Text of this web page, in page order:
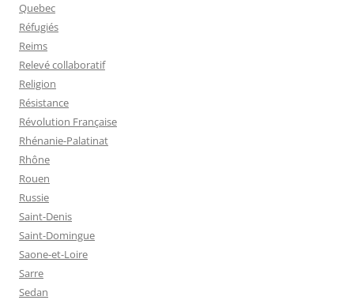
Quebec
Réfugiés
Reims
Relevé collaboratif
Religion
Résistance
Révolution Française
Rhénanie-Palatinat
Rhône
Rouen
Russie
Saint-Denis
Saint-Domingue
Saone-et-Loire
Sarre
Sedan